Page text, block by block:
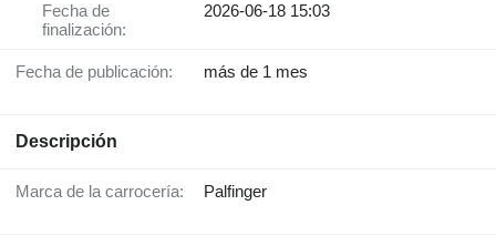
Fecha de
finalización:
2026-06-18 15:03
Fecha de publicación: más de 1 mes
Descripción
Marca de la carrocería: Palfinger